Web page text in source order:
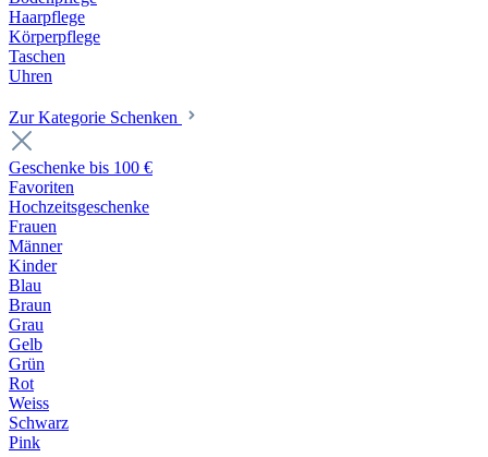
Haarpflege
Körperpflege
Taschen
Uhren
Zur Kategorie Schenken
Geschenke bis 100 €
Favoriten
Hochzeitsgeschenke
Frauen
Männer
Kinder
Blau
Braun
Grau
Gelb
Grün
Rot
Weiss
Schwarz
Pink